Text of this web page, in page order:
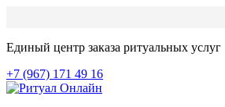
Единый центр заказа ритуальных услуг
+7 (967) 171 49 16